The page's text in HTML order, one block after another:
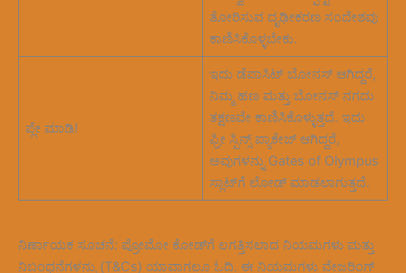
ತೋರಿಸುವ ದೃಢೀಕರಣ ಸಂದೇಶವು
ಕಾಣಿಸಿಕೊಳ್ಳಬೇಕು.
ಪ್ಲೇ ಮಾಡಿ!
ಇದು ಡೆಪಾಸಿಟ್ ಬೋನಸ್ ಆಗಿದ್ದರೆ,
ನಿಮ್ಮ ಹಣ ಮತ್ತು ಬೋನಸ್ ನಗದು
ತಕ್ಷಣವೇ ಕಾಣಿಸಿಕೊಳ್ಳುತ್ತದೆ. ಇದು
ಫ್ರೀ ಸ್ಪಿನ್ಸ್ ಪ್ಯಾಕೇಜ್ ಆಗಿದ್ದರೆ,
ಅವುಗಳನ್ನು Gates of Olympus
ಸ್ಲಾಟ್‌ಗೆ ಲೋಡ್ ಮಾಡಲಾಗುತ್ತದೆ.
ನಿರ್ಣಾಯಕ ಸೂಚನೆ: ಪ್ರೋಮೋ ಕೋಡ್‌ಗೆ ಲಗತ್ತಿಸಲಾದ ನಿಯಮಗಳು ಮತ್ತು
ನಿಬಂಧನೆಗಳನ್ನು (T&Cs) ಯಾವಾಗಲೂ ಓದಿ. ಈ ನಿಯಮಗಳು ವೇಜರಿಂಗ್